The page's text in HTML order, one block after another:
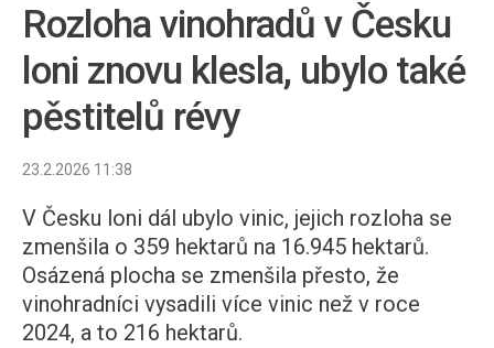
Rozloha vinohradů v Česku
loni znovu klesla, ubylo také
pěstitelů révy
23.2.2026 11:38
V Česku loni dál ubylo vinic, jejich rozloha se
zmenšila o 359 hektarů na 16.945 hektarů.
Osázená plocha se zmenšila přesto, že
vinohradníci vysadili více vinic než v roce
2024, a to 216 hektarů.